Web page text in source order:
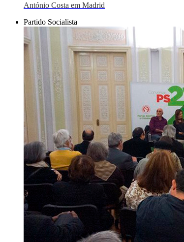
António Costa em Madrid
Partido Socialista